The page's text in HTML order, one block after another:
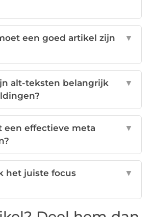
een goed artikel zijn
▼
alt-teksten belangrijk
▼
een effectieve meta
▼
het juiste focus
▼